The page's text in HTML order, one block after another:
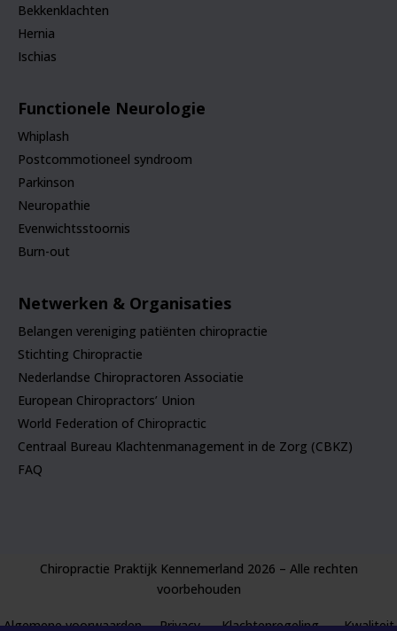
Bekkenklachten
Hernia
Ischias
Functionele Neurologie
Whiplash
Postcommotioneel syndroom
Parkinson
Neuropathie
Evenwichtsstoornis
Burn-out
Netwerken & Organisaties
Belangen vereniging patiënten chiropractie
Stichting Chiropractie
Nederlandse Chiropractoren Associatie
European Chiropractors’ Union
World Federation of Chiropractic
Centraal Bureau Klachtenmanagement in de Zorg (CBKZ)
FAQ
Chiropractie Praktijk Kennemerland 2026 – Alle rechten
voorbehouden
Algemene voorwaardenPrivacy Klachtenregeling Kwaliteit